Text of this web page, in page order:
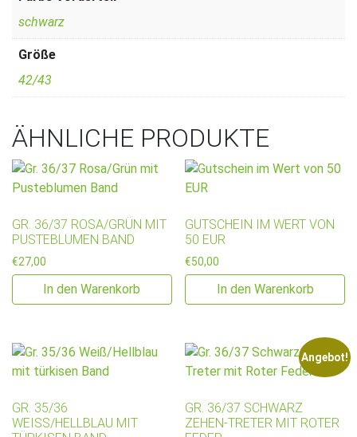
schwarz
Größe
42/43
ÄHNLICHE PRODUKTE
GR. 36/37 ROSA/GRÜN MIT
PUSTEBLUMEN BAND
€27,00
In den Warenkorb
GUTSCHEIN IM WERT VON
50 EUR
€50,00
In den Warenkorb
GR. 35/36
WEISS/HELLBLAU MIT T
Angebot!
GR. 36/37 SCHWARZ
ZEHEN-TRETER MIT ROTER